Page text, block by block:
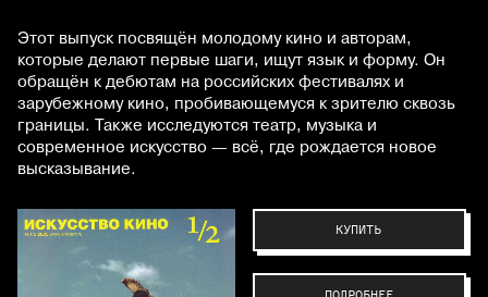
Этот выпуск посвящён молодому кино и авторам,
которые делают первые шаги, ищут язык и форму. Он
обращён к дебютам на российских фестивалях и
зарубежному кино, пробивающемуся к зрителю сквозь
границы. Также исследуются театр, музыка и
современное искусство — всё, где рождается новое
высказывание.
КУПИТЬ